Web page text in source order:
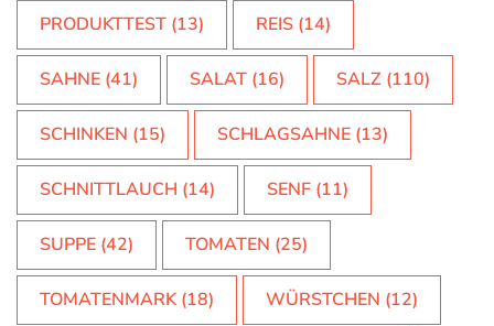
PRODUKTTEST (13) REIS (14)
SAHNE (41) SALAT (16) SALZ (110)
SCHINKEN (15) SCHLAGSAHNE (13)
SCHNITTLAUCH (14) SENF (11)
SUPPE (42) TOMATEN (25)
TOMATENMARK(18) WÜRSTCHEN (12)